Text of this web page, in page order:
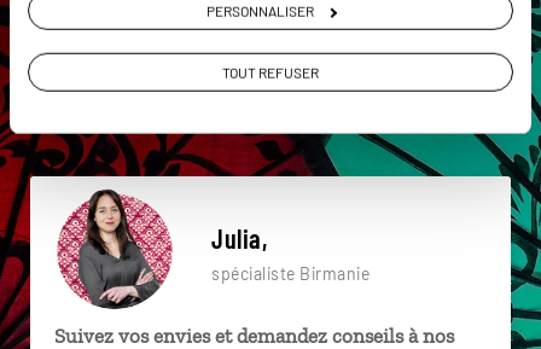
PERSONNALISER
TOUT REFUSER
Mandalay Mingun
Marché de Nyaung Oo Monastère Nga Phe Chaung
Julia,
spécialiste Birmanie
Suivez vos envies et demandez conseils à nos